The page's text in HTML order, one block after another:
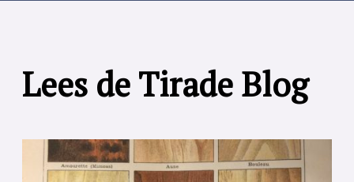
Lees de Tirade Blog